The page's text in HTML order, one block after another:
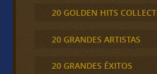
20 GOLDEN HITS
20 GRANDES ARTISTAS
20 GRANDES ÉXITOS